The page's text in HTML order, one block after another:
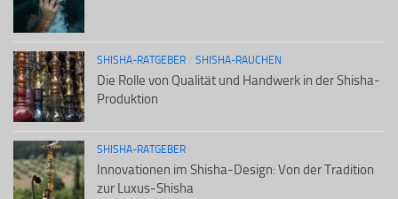
SHISHA-RATGEBER / SHISHA-RAUCHEN
Die Rolle von Qualität und Handwerk in der Shisha-
Produktion
SHISHA-RATGEBER
Innovationen im Shisha-Design: Von der Tradition
zur Luxus-Shisha